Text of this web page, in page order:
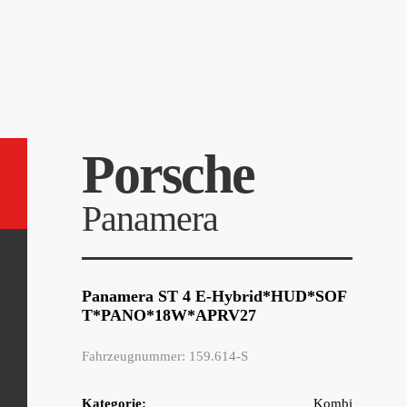
Porsche
Panamera
Panamera ST 4 E-Hybrid*HUD*SOF
T*PANO*18W*APRV27
Fahrzeugnummer: 159.614-S
Kategorie: Kombi